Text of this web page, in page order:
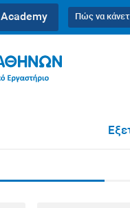
Πώς να
Academy